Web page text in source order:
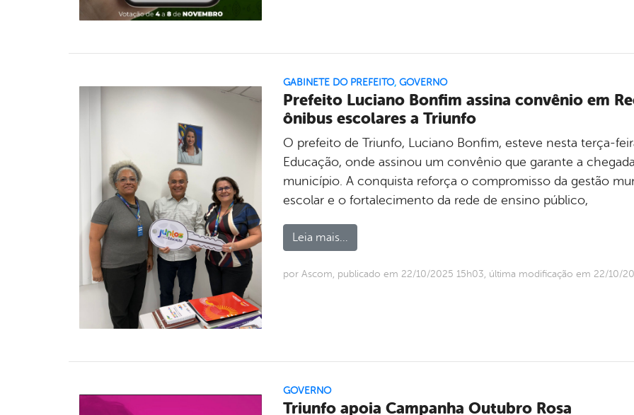
GABINETE DO PREFEITO, GOVERNO
Prefeito Luciano Bonfim assina convênio em
ônibus escolares a Triunfo
O prefeito de Triunfo, Luciano Bonfim, esteve nesta terça-
Educação, onde assinou um convênio que garante a
município. A conquista reforça o compromisso da gestão
escolar e o fortalecimento da rede de ensino público,
Leia mais...
por Ascom, publicado em 22/10/2025 15h03, última modificação em 22/10/
GOVERNO
Triunfo apoia Campanha Outubro Rosa